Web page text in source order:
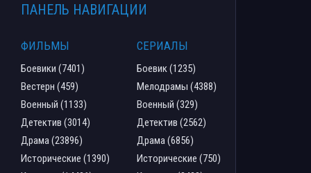
ПАНЕЛЬ НАВИГАЦИИ
ФИЛЬМЫ
Боевики (7401)
Вестерн (459)
Военный (1133)
Детектив (3014)
Драма (23896)
Исторические (1390)
СЕРИАЛЫ
Боевик (1235)
Мелодрамы (4388)
Военный (329)
Детектив (2562)
Драма (6856)
Исторические (750)